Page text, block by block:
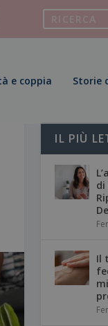
e coppia Storie
IL PIÙ
di
Il